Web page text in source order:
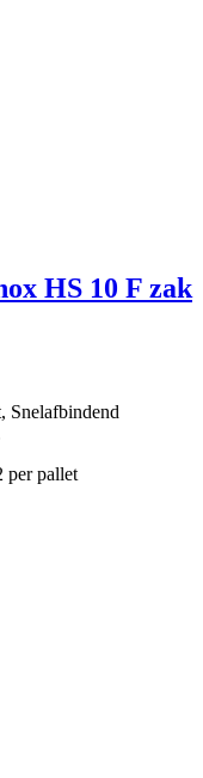
HS 10 F zak
Snelafbindend
per pallet